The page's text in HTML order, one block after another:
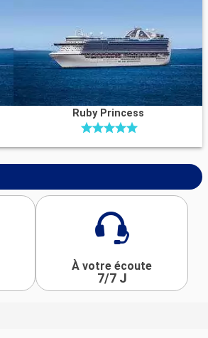
Ruby Princess
À votre écoute
7/7 J